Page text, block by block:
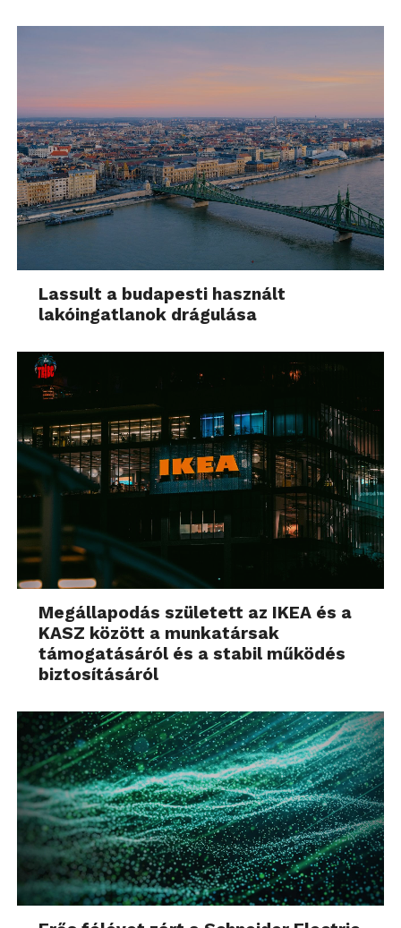
Lassult a budapesti használt
lakóingatlanok drágulása
Megállapodás született az IKEA és a
KASZ között a munkatársak
támogatásáról és a stabil működés
biztosításáról